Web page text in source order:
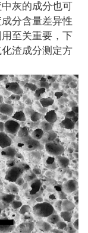
灰的成分也可
分含量差异性
至关重要，下
渣成分测定方